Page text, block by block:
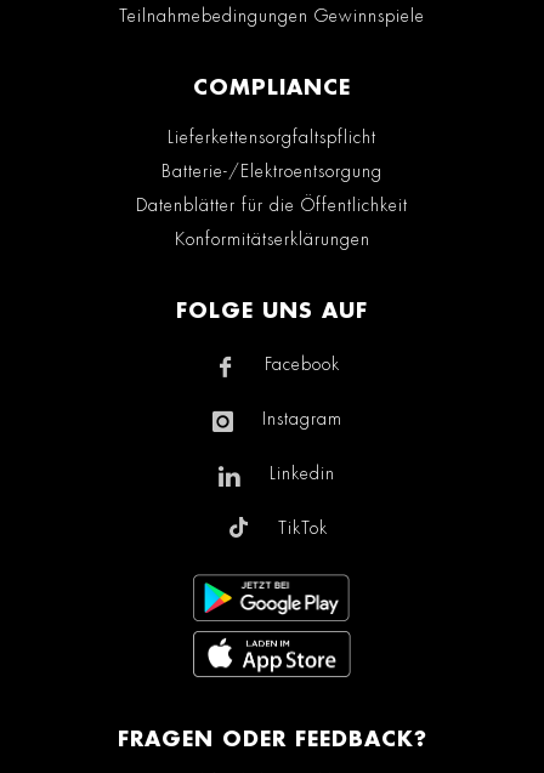
Teilnahmebedingungen Gewinnspiele
COMPLIANCE
Lieferkettensorgfaltspflicht
Batterie-/Elektroentsorgung
Datenblätter für die Öffentlichkeit
Konformitätserklärungen
FOLGE UNS AUF
Facebook
Instagram
Linkedin
TikTok
FRAGEN ODER FEEDBACK?